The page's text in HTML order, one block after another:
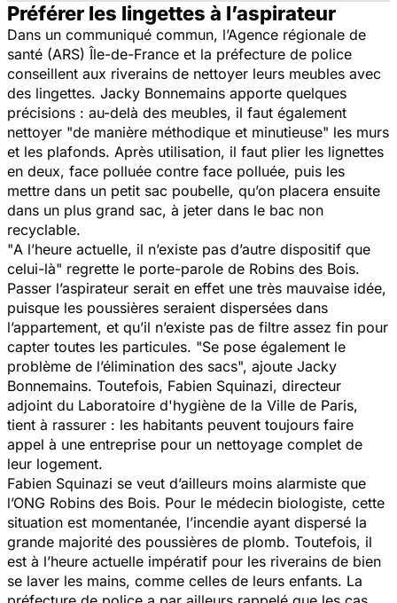
Préférer les lingettes à l’aspirateur
Dans un communiqué commun, l’Agence régionale de
santé (ARS) Île-de-France et la préfecture de police
conseillent aux riverains de nettoyer leurs meubles avec
des lingettes. Jacky Bonnemains apporte quelques
précisions : au-delà des meubles, il faut également
nettoyer "de manière méthodique et minutieuse" les murs
et les plafonds. Après utilisation, il faut plier les lignettes
en deux, face polluée contre face polluée, puis les
mettre dans un petit sac poubelle, qu’on placera ensuite
dans un plus grand sac, à jeter dans le bac non
recyclable.
"A l’heure actuelle, il n’existe pas d’autre dispositif que
celui-là" regrette le porte-parole de Robins des Bois.
Passer l’aspirateur serait en effet une très mauvaise idée,
puisque les poussières seraient dispersées dans
l’appartement, et qu’il n’existe pas de filtre assez fin pour
capter toutes les particules. "Se pose également le
problème de l’élimination des sacs", ajoute Jacky
Bonnemains. Toutefois, Fabien Squinazi, directeur
adjoint du Laboratoire d'hygiène de la Ville de Paris,
tient à rassurer : les habitants peuvent toujours faire
appel à une entreprise pour un nettoyage complet de
leur logement.
Fabien Squinazi se veut d’ailleurs moins alarmiste que
l’ONG Robins des Bois. Pour le médecin biologiste, cette
situation est momentanée, l’incendie ayant dispersé la
grande majorité des poussières de plomb. Toutefois, il
est à l’heure actuelle impératif pour les riverains de bien
se laver les mains, comme celles de leurs enfants. La